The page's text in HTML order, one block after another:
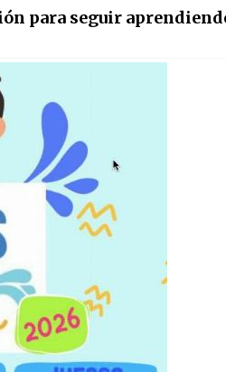
para seguir